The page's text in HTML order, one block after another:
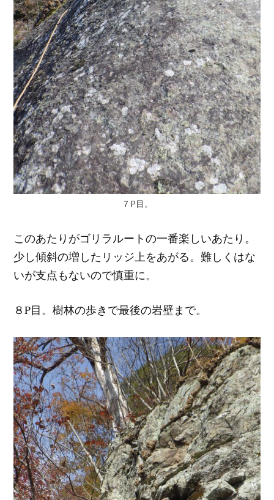
７P目。
このあたりがゴリラルートの一番楽しいあたり。
少し傾斜の増したリッジ上をあがる。難しくはな
いが支点もないので慎重に。
８P目。樹林の歩きで最後の岩壁まで。